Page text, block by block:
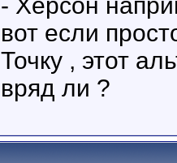
- Херсон
вот если
Точку , этот
вряд ли ?